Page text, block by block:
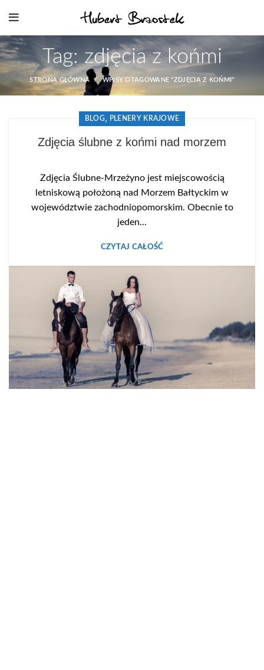
Tag: zdjęcia z końmi
STRONA GŁÓWNA WPISY OTAGOWANE "ZDJĘCIA Z KOŃMI"
BLOG, PLENERY KRAJOWE
Zdjęcia ślubne z końmi nad morzem
Zdjęcia Ślubne-Mrzeżyno jest miejscowością
letniskową położoną nad Morzem Bałtyckim w
województwie zachodniopomorskim. Obecnie to
jeden...
CZYTAJ CAŁOŚĆ